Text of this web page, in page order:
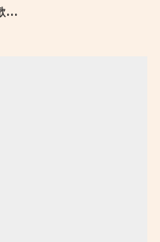
...